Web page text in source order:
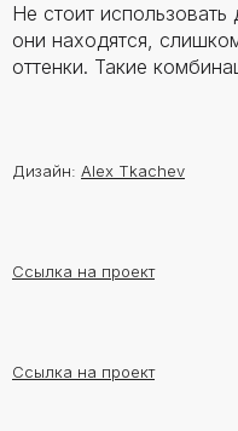
Не стоит
они находятся,
оттенки. Такие
Дизайн: Alex Tkachev
Ссылка на проект
Ссылка на проект